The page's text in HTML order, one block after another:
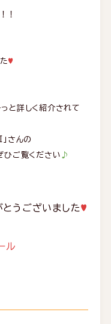
！
♥
と詳しく紹介されて
さんの
ひご覧ください ♪
うございました♥
ル